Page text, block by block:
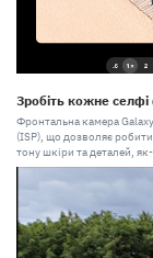
Зробіть кожне
Фронтальна камера
(ISP), що дозволяє
тону шкіри та деталей,